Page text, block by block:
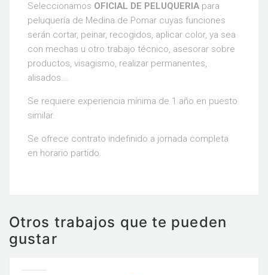
Seleccionamos OFICIAL DE PELUQUERIA para
peluquería de Medina de Pomar cuyas funciones
serán cortar, peinar, recogidos, aplicar color, ya sea
con mechas u otro trabajo técnico, asesorar sobre
productos, visagismo, realizar permanentes,
alisados….
Se requiere experiencia mínima de 1 año en puesto
similar.
Se ofrece contrato indefinido a jornada completa
en horario partido.
Otros trabajos que te pueden
gustar